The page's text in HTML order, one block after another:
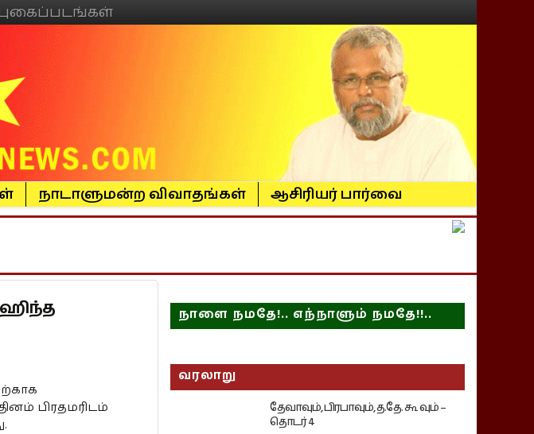
நாடாளுமன்ற விவாதங்கள் ஆசிரியர் பார்வை
பிரதமரிடம்
நாளை நமதே!.. எந்நாளும் நமதே!!..
வரலாறு
தேவாவும், பிரபாவும், த.தே. கூ வும் –
தொடர் 4